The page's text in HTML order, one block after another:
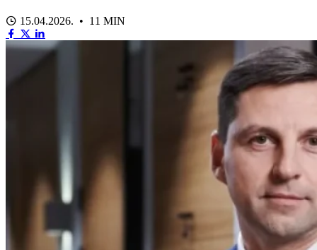
15.04.2026. • 11 MIN